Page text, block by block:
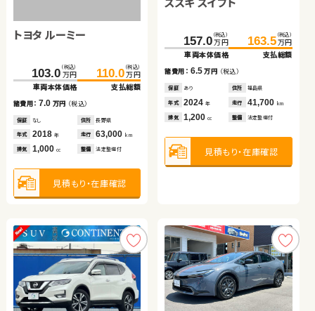
トヨタ ルーミー
103.0 （税込）
万円
車両本体価格
110.0 （税込）
万円
支払総額
諸費用：7.0 万円 （税込）
保証 なし 住所 長野県
年式 2018 年 走行 63,000 km
排気 1,000 cc 整備 法定整備付
見積もり・在庫確認
157.0 （税込）
万円
車両本体価格
163.5 （税込）
万円
支払総額
諸費用： 6.5万円 （税込）
保証 あり 住所 福島県
年式 2024年 走行 41,700 km
排気 1,200cc 整備 法定整備付
見積もり・在庫確認
110.6 （税込）
万円
諸費用：9.3 万円（税込）
あり 岩手県
年式 2020年 走行
排気 660 整備 法定整備付
見積もり・在庫確認
466.3 （税込）
万円
車両本体価格
479.5 （税込）
万円
支払総額
諸費用： 13.2万円（税込）
保証 あり 住所 岩手県
年式 2023年 走行 15,400 km
排気 1,800cc 整備 法定整備付
見積もり・在庫確認
トヨタ ヴェルファイア トヨタ アルファード
245.4 （税込）
万円
諸費用：11.4万円（税込）
あり 埼玉県
年式 2021年 走行
排気 1,800 整備 法定整備付
見積もり・在庫確認
日産 セレナ
59.2万円
車両本体価格
諸費用：10.6万円 （税込）
保証 あり 住所 青森県
排気 2,000cc 整備 法定整備付